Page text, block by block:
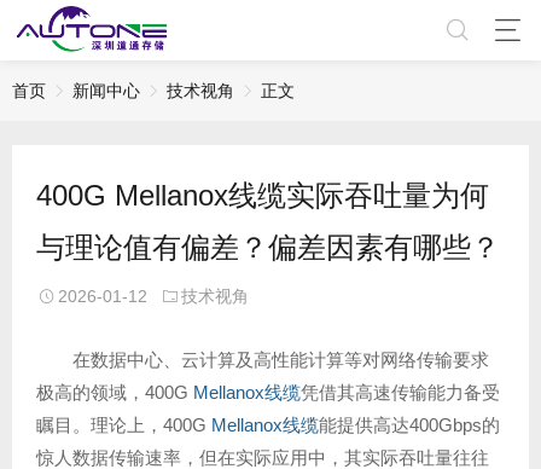
首页 新闻中心 技术视角 正文
400G Mellanox线缆实际吞吐量为何
与理论值有偏差？偏差因素有哪些？
2026-01-12 技术视角
在数据中心、云计算及高性能计算等对网络传输要求
极高的领域，400G Mellanox线缆凭借其高速传输能力备受
瞩目。理论上，400G Mellanox线缆能提供高达400Gbps的
惊人数据传输速率，但在实际应用中，其实际吞吐量往往